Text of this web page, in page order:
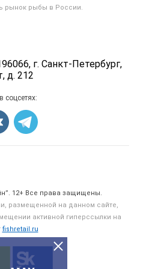
рынок рыбы в России.
г. Санкт-Петербург,
д. 212
персональных данных
Блог
Икра
материал
объявлений
соцсетях:
12+ Все права защищены.
размещенной на данном сайте,
активной гиперссылки на
fishretail.ru